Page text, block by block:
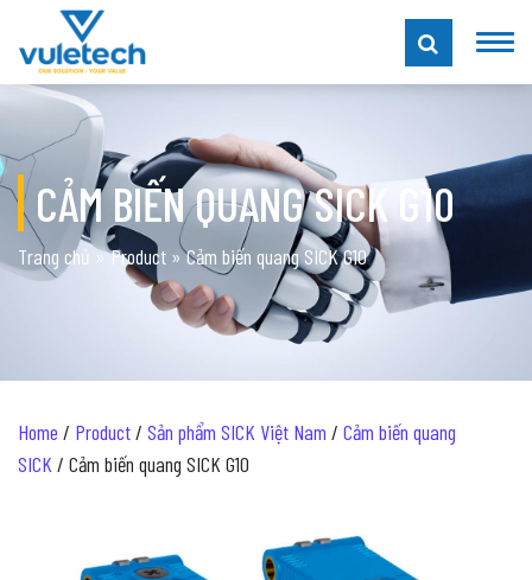
CẢM BIẾN QUANG SICK G10
Trang chủ »Product »Cảm biến quang SICK G10
Home / Product/ Sản phẩm SICK Việt Nam / Cảm biến quang
SICK / Cảm biến quang SICK G10